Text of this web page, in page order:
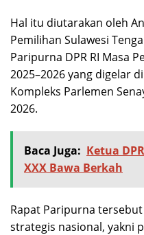
Hal itu diutarakan oleh
Pemilihan Sulawesi
Paripurna DPR RI Masa
2025–2026 yang digelar
Kompleks Parlemen
2026.
Baca Juga: Ketua
XXX Bawa Berkah
Rapat Paripurna
strategis nasional, yakni